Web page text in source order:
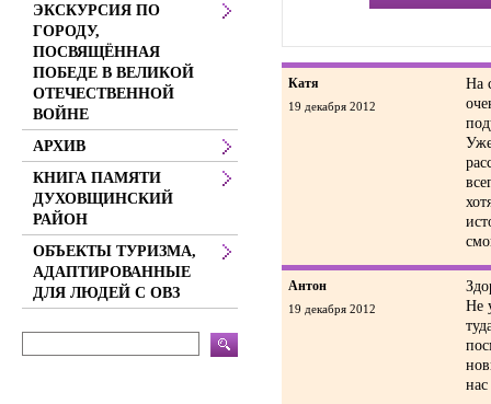
Катя
19 декабря 2012
На
Антон
19 декабря 2012
Не
ЭКСКУРСИЯ ПО
ГОРОДУ,
ПОСВЯЩЁННАЯ
ПОБЕДЕ В ВЕЛИКОЙ
ОТЕЧЕСТВЕННОЙ
ВОЙНЕ
АРХИВ
КНИГА ПАМЯТИ
ДУХОВЩИНСКИЙ
РАЙОН
ОБЪЕКТЫ ТУРИЗМА,
АДАПТИРОВАННЫЕ
ДЛЯ ЛЮДЕЙ С ОВЗ